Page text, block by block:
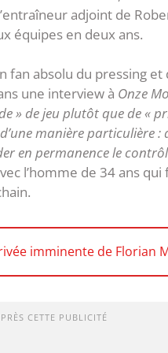
adjoint de
équipes en deux ans.
fan absolu du pressing
une interview à Onze
» de jeu plutôt que de «
manière particulière
en permanence le
l’homme de 34 ans
imminente de Florian
CETTE PUBLICITÉ